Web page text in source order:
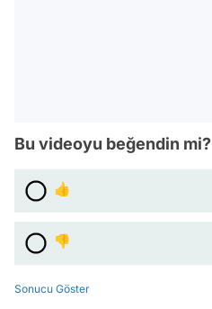
Bu videoyu beğendin mi?
👍
👎
Sonucu Göster